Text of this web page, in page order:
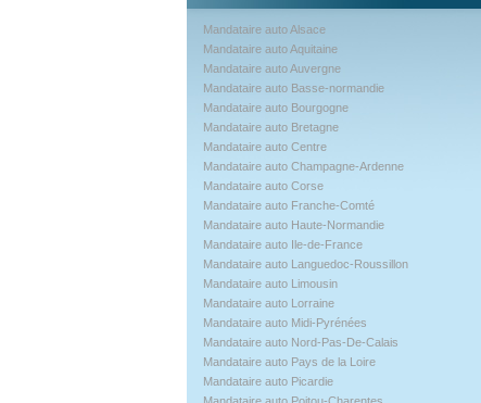
Mandataire auto Alsace
Mandataire auto Aquitaine
Mandataire auto Auvergne
Mandataire auto Basse-normandie
Mandataire auto Bourgogne
Mandataire auto Bretagne
Mandataire auto Centre
Mandataire auto Champagne-Ardenne
Mandataire auto Corse
Mandataire auto Franche-Comté
Mandataire auto Haute-Normandie
Mandataire auto Ile-de-France
Mandataire auto Languedoc-Roussillon
Mandataire auto Limousin
Mandataire auto Lorraine
Mandataire auto Midi-Pyrénées
Mandataire auto Nord-Pas-De-Calais
Mandataire auto Pays de la Loire
Mandataire auto Picardie